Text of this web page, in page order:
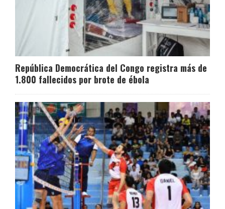
República Democrática del Congo registra más de
1.800 fallecidos por brote de ébola